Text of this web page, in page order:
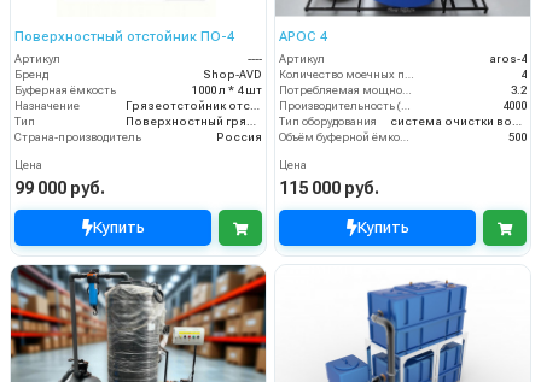
Поверхностный отстойник ПО-4
Артикул
----
Бренд
Shop-AVD
Буферная ёмкость
1000 л * 4 шт
Назначение
Грязеотстойник отстойник для автомойки
Тип
Поверхностный грязеотстойник отстойник
Страна-производитель
Россия
Цена
99 000 руб.
Купить
АРОС 4
Артикул
aros-4
Количество моечных постов (шт)
4
Потребляемая мощность (кВт)
3.2
Производительность (л/ч)
4000
Тип оборудования
система очистки воды
Объём буферной ёмкости (л)
500
Цена
115 000 руб.
Купить